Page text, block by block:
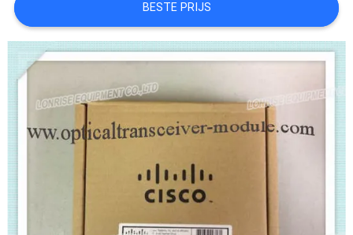
SITEMAP
PRIVACYBELEID
BESTE PRIJS